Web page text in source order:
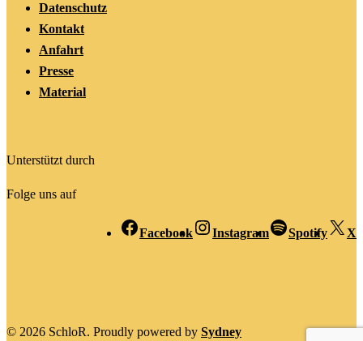
Datenschutz
Kontakt
Anfahrt
Presse
Material
Unterstützt durch
Folge uns auf
Facebook Instagram Spotify X
© 2026 SchloR. Proudly powered by Sydney